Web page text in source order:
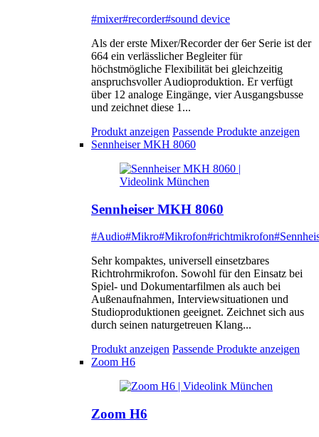
#mixer#recorder#sound device
Als der erste Mixer/Recorder der 6er Serie ist der
664 ein verlässlicher Begleiter für
höchstmögliche Flexibilität bei gleichzeitig
anspruchsvoller Audioproduktion. Er verfügt
über 12 analoge Eingänge, vier Ausgangsbusse
und zeichnet diese 1...
Produkt anzeigen Passende Produkte anzeigen
Sennheiser MKH 8060
Sennheiser MKH 8060
#Audio#Mikro#Mikrofon#richtmikrofon
Sehr kompaktes, universell einsetzbares
Richtrohrmikrofon. Sowohl für den Einsatz bei
Spiel- und Dokumentarfilmen als auch bei
Außenaufnahmen, Interviewsituationen und
Studioproduktionen geeignet. Zeichnet sich aus
durch seinen naturgetreuen Klang...
Produkt anzeigen Passende Produkte anzeigen
Zoom H6
Zoom H6